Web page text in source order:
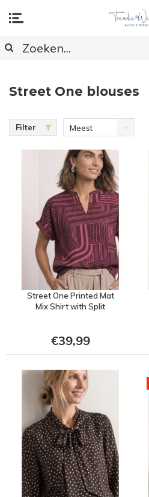
Street One blouses
Filter
Meest
Street One Printed Mat
Mix Shirt with Split
€39,99